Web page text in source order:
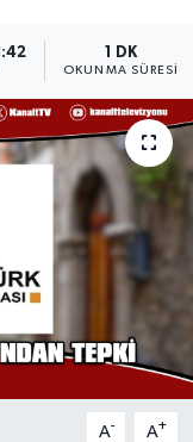
1 DK
OKUNMA SÜRESI
A- A+